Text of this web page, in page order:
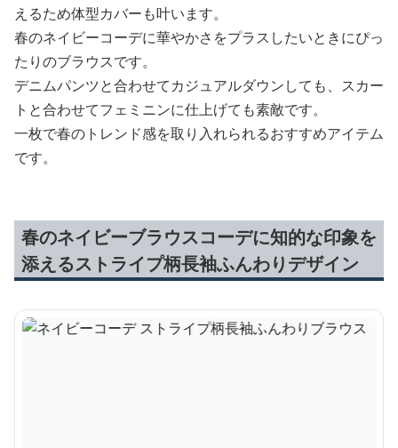
えるため体型カバーも叶います。
春のネイビーコーデに華やかさをプラスしたいときにぴっ
たりのブラウスです。
デニムパンツと合わせてカジュアルダウンしても、スカー
トと合わせてフェミニンに仕上げても素敵です。
一枚で春のトレンド感を取り入れられるおすすめアイテム
です。
春のネイビーブラウスコーデに知的な印象を
添えるストライプ柄長袖ふんわりデザイン